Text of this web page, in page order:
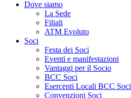
Dove siamo
La Sede
Filiali
ATM Evoluto
Soci
Festa dei Soci
Eventi e manifestazioni
Vantaggi per il Socio
BCC Soci
Esercenti Locali BCC Soci
Convenzioni Soci